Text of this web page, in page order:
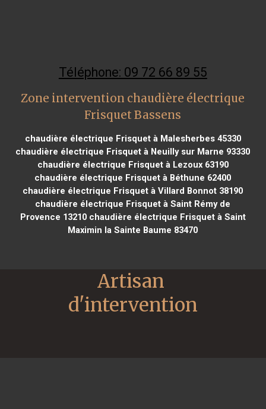
Téléphone: 09 72 66 89 55
Zone intervention chaudière électrique
Frisquet Bassens
chaudière électrique Frisquet à Malesherbes 45330
chaudière électrique Frisquet à Neuilly sur Marne 93330
chaudière électrique Frisquet à Lezoux 63190
chaudière électrique Frisquet à Béthune 62400
chaudière électrique Frisquet à Villard Bonnot 38190
chaudière électrique Frisquet à Saint Rémy de
Provence 13210chaudière électrique Frisquet à Saint
Maximin la Sainte Baume 83470
Artisan
d'intervention